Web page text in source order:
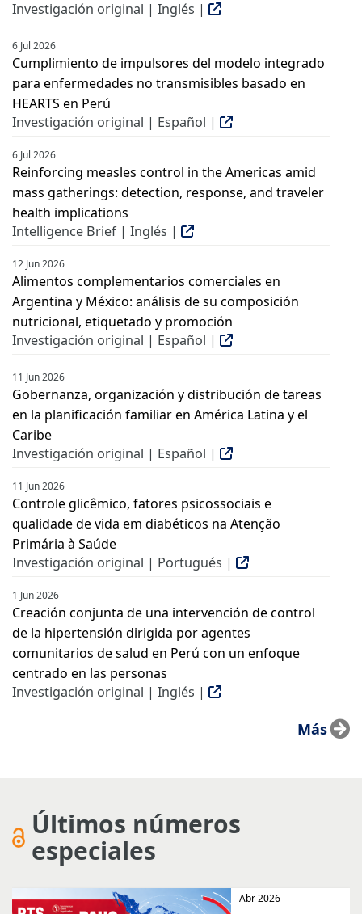
Investigación original | Inglés |
6 Jul 2026
Cumplimiento de impulsores del modelo integrado
para enfermedades no transmisibles basado en
HEARTS en Perú
Investigación original | Español |
6 Jul 2026
Reinforcing measles control in the Americas amid
mass gatherings: detection, response, and traveler
health implications
Intelligence Brief | Inglés |
12 Jun 2026
Alimentos complementarios comerciales en
Argentina y México: análisis de su composición
nutricional, etiquetado y promoción
Investigación original | Español |
11 Jun 2026
Gobernanza, organización y distribución de tareas
en la planificación familiar en América Latina y el
Caribe
Investigación original | Español |
11 Jun 2026
Controle glicêmico, fatores psicossociais e
qualidade de vida em diabéticos na Atenção
Primária à Saúde
Investigación original | Portugués |
1 Jun 2026
Creación conjunta de una intervención de control
de la hipertensión dirigida por agentes
comunitarios de salud en Perú con un enfoque
centrado en las personas
Investigación original | Inglés |
Más
Últimos números
especiales
Abr 2026